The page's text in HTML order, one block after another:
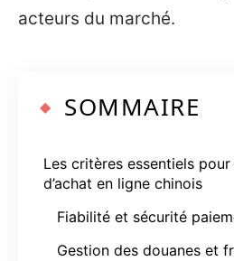
acteurs du marché.
SOMMAIRE
Les critères essentiels
d’achat en ligne chinois
Fiabilité et sécurité
Gestion des douanes et